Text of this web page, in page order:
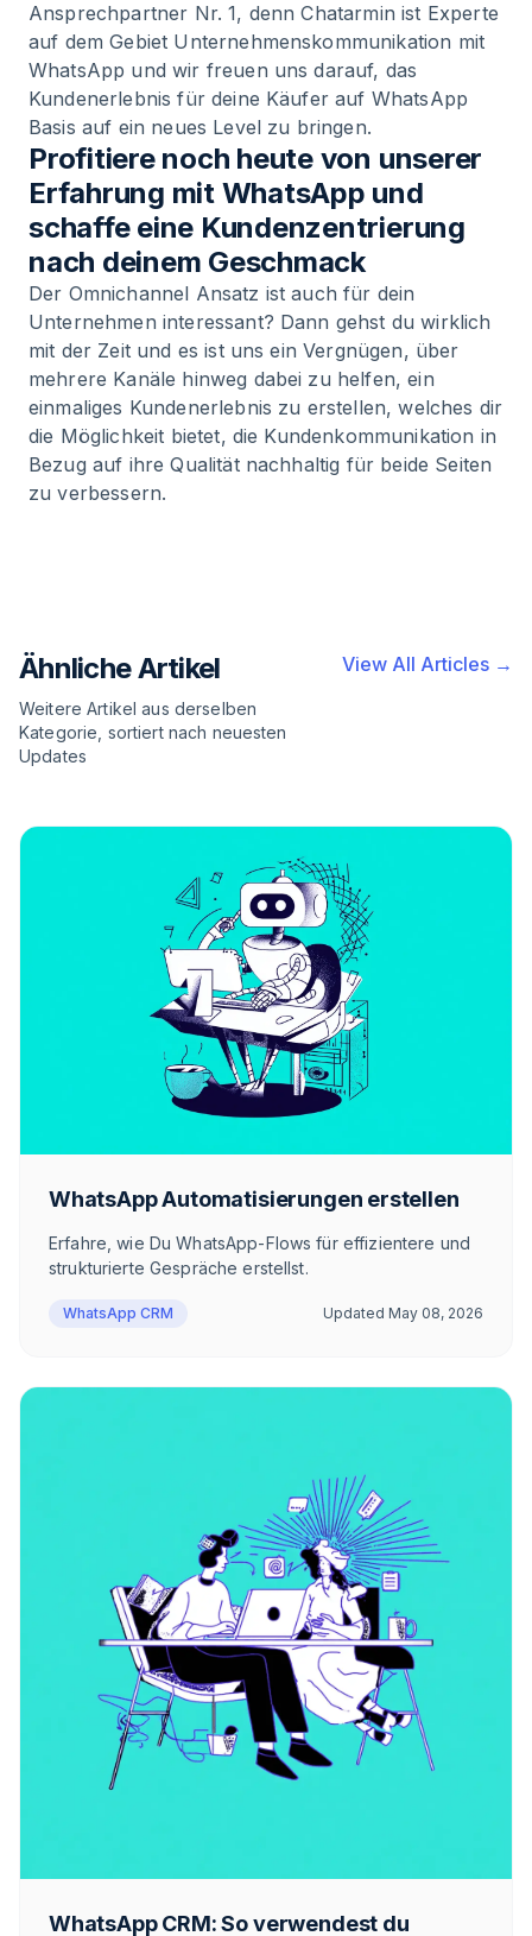
Ansprechpartner Nr. 1, denn Chatarmin ist Experte
auf dem Gebiet Unternehmenskommunikation mit
WhatsApp und wir freuen uns darauf, das
Kundenerlebnis für deine Käufer auf WhatsApp
Basis auf ein neues Level zu bringen.
Profitiere noch heute von unserer
Erfahrung mit WhatsApp und
schaffe eine Kundenzentrierung
nach deinem Geschmack
Der Omnichannel Ansatz ist auch für dein
Unternehmen interessant? Dann gehst du wirklich
mit der Zeit und es ist uns ein Vergnügen, über
mehrere Kanäle hinweg dabei zu helfen, ein
einmaliges Kundenerlebnis zu erstellen, welches dir
die Möglichkeit bietet, die Kundenkommunikation in
Bezug auf ihre Qualität nachhaltig für beide Seiten
zu verbessern.
Ähnliche Artikel
Weitere Artikel aus derselben
Kategorie, sortiert nach neuesten
Updates
View All Articles →
WhatsApp Automatisierungen erstellen
Erfahre, wie Du WhatsApp-Flows für effizientere und
strukturierte Gespräche erstellst.
WhatsApp CRM Updated May 08, 2026
WhatsApp CRM: So verwendest du